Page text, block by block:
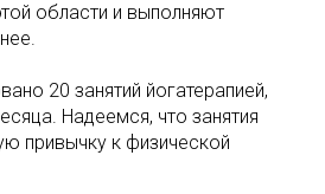
области и выполняют
20 занятий йогатерапией,
Надеемся, что занятия
привычку к физической